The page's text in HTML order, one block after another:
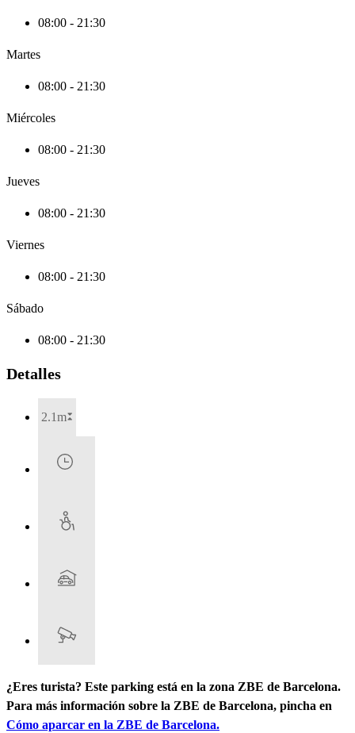
08:00 - 21:30
Martes
08:00 - 21:30
Miércoles
08:00 - 21:30
Jueves
08:00 - 21:30
Viernes
08:00 - 21:30
Sábado
08:00 - 21:30
Detalles
2.1m
¿Eres turista? Este parking está en la zona ZBE de Barcelona.
Para más información sobre la ZBE de Barcelona, pincha en
Cómo aparcar en la ZBE de Barcelona.